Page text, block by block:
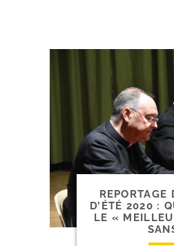
REPORTAGE
D’ÉTÉ 2020 :
LE «